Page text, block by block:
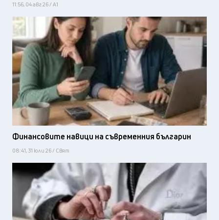
11:56, 04 авг 26 / А1
Финансовите навици на съвременния българин
08:41, 31 юли 26 / Свят